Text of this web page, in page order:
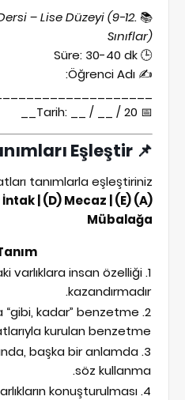
📚
– Lise Düzeyi (9-12.
Sınıflar)
🕒 Süre: 30-40 dk
✍️ Öğrenci Adı:
📅 Tarih: __ / __ / 20__
📌
Eşleştir
tanımlarla eşleştiriniz.
İntak | (D) Mecaz | (E)
Mübalağa
varlıklara insan özelliği
kazandırmadır.
“gibi, kadar” benzetme
kurulan benzetme.
başka bir anlamda
söz kullanma.
4. İnsan dışı varlıkların konuşturulması.